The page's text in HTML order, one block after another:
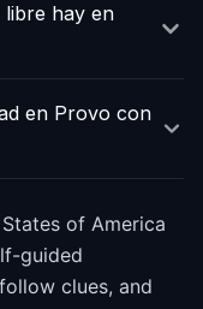
libre hay en
en Provo con
of America
guided
clues, and